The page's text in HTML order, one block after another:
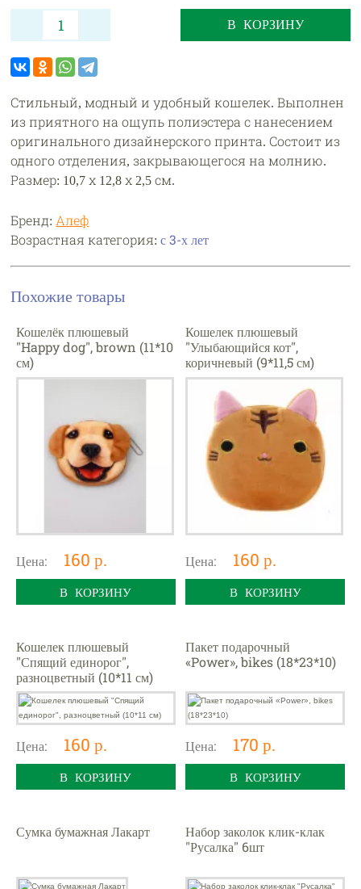
В КОРЗИНУ
Стильный, модный и удобный кошелек. Выполнен
из приятного на ощупь полиэстера с нанесением
оригинального дизайнерского принта. Состоит из
одного отделения, закрывающегося на молнию.
Размер: 10,7 х 12,8 х 2,5 см.
Бренд: Алеф
Возрастная категория:с 3-х лет
Похожие товары
Кошелёк плюшевый
"Happy dog", brown (11*10
см)
Цена: 160 р.
В КОРЗИНУ
Кошелек плюшевый
"Улыбающийся кот",
коричневый (9*11,5 см)
Цена: 160 р.
В КОРЗИНУ
Кошелек плюшевый
"Спящий единорог",
разноцветный (10*11 см)
Цена: 160 р.
В КОРЗИНУ
Пакет подарочный
«Power», bikes (18*23*10)
Цена: 170 р.
В КОРЗИНУ
Сумка бумажная Лакарт
Набор заколок клик-клак
"Русалка" 6шт